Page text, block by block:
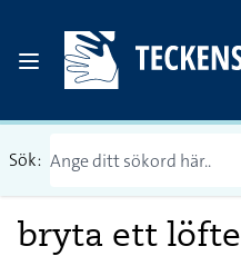
Sök:
bryta ett löfte